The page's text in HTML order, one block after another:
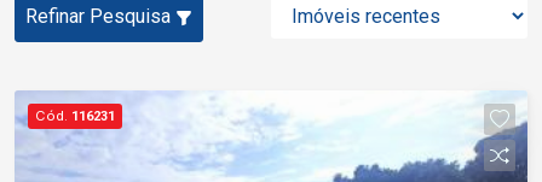
Refinar Pesquisa
Cód. 116231